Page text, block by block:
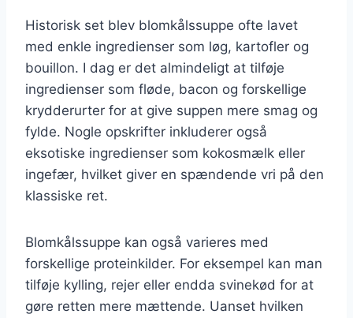
Historisk set blev blomkålssuppe ofte lavet
med enkle ingredienser som løg, kartofler og
bouillon. I dag er det almindeligt at tilføje
ingredienser som fløde, bacon og forskellige
krydderurter for at give suppen mere smag og
fylde. Nogle opskrifter inkluderer også
eksotiske ingredienser som kokosmælk eller
ingefær, hvilket giver en spændende vri på den
klassiske ret.
Blomkålssuppe kan også varieres med
forskellige proteinkilder. For eksempel kan man
tilføje kylling, rejer eller endda svinekød for at
gøre retten mere mættende. Uanset hvilken